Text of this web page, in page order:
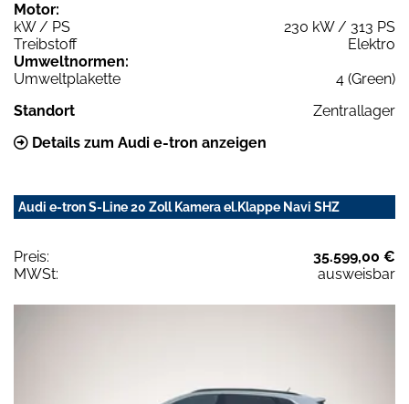
Motor:
kW / PS
230 kW / 313 PS
Treibstoff
Elektro
Umweltnormen:
Umweltplakette
4 (Green)
Standort
Zentrallager
Details zum Audi e-tron anzeigen
Audi e-tron S-Line 20 Zoll Kamera el.Klappe Navi SHZ
Preis:
35.599,00 €
MWSt:
ausweisbar